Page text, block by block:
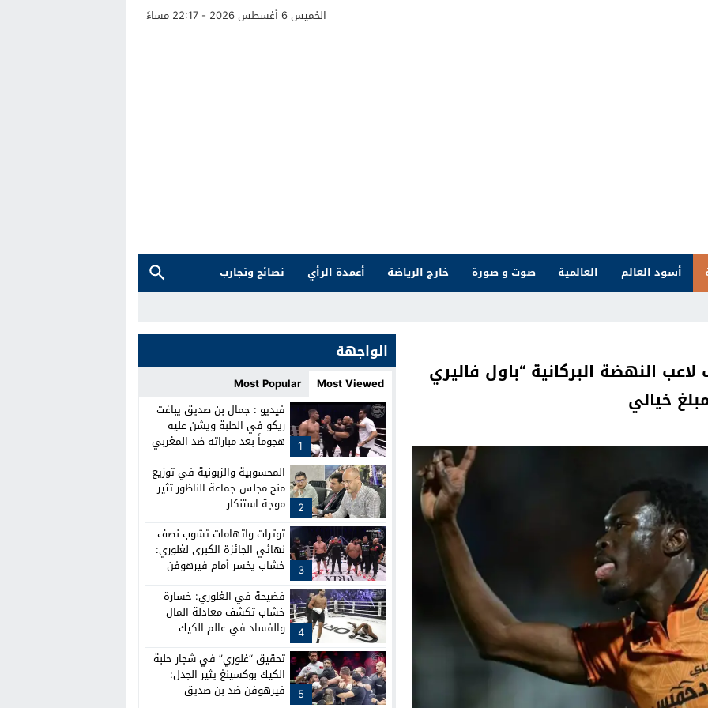
الخميس 6 أغسطس 2026 - 22:17 مساءً
أسود العالم العالمية صوت و صورة خارج الرياضة أعمدة الرأي
نصائح وتجارب
لاعب النهضة البركانية “باول فاليري
الواجهة
Most Viewed
Most Popular
1
فيديو : جمال بن صديق يباغت
ريكو في الحلبة ويشن عليه
هجوماً بعد مباراته ضد المغربي
2
المحسوبية والزبونية في توزيع
منح مجلس جماعة الناظور تثير
موجة استنكار
3
توترات واتهامات تشوب نصف
نهائي الجائزة الكبرى لغلوري:
خشاب يخسر أمام فيرهوفن
4
فضيحة في الغلوري: خسارة
خشاب تكشف معادلة المال
والفساد في عالم الكيك
5
تحقيق “غلوري” في شجار حلبة
الكيك بوكسينغ يثير الجدل:
فيرهوفن ضد بن صديق